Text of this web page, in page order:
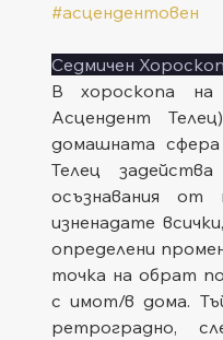
#асцендентовен
Седмичен
В хороскопа
Асцендент
домашната
Телец
осъзнавания
изненадате
определени
точка на обрат
с имот/в дома.
ретроградно,